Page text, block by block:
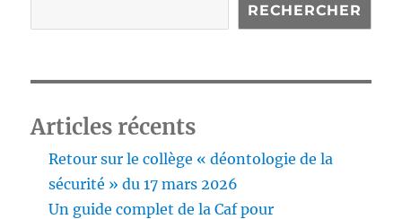
RECHERCHER
Articles récents
Retour sur le collège « déontologie de la
sécurité » du 17 mars 2026
Un guide complet de la Caf pour